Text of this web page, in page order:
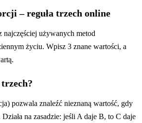
– reguła trzech online
najczęściej używanych metod
życiu. Wpisz 3 znane wartości, a
pozwala znaleźć nieznaną wartość, gdy
Działa na zasadzie: jeśli A daje B, to C daje